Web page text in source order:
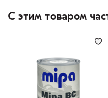
С этим товаром